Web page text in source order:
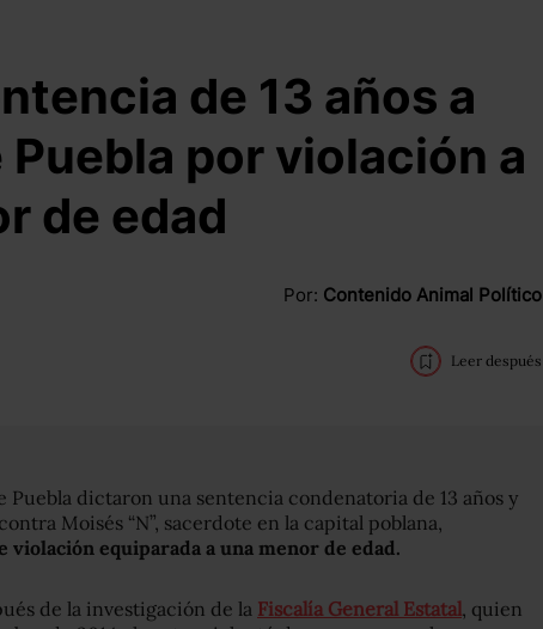
de 13 años a
por violación a
de edad
Por: Contenido Animal Político
Leer después
Puebla dictaron una sentencia condenatoria de 13 años y
Moisés “N”, sacerdote en la capital poblana,
violación equiparada a una menor de edad.
de la investigación de la Fiscalía General Estatal, quien